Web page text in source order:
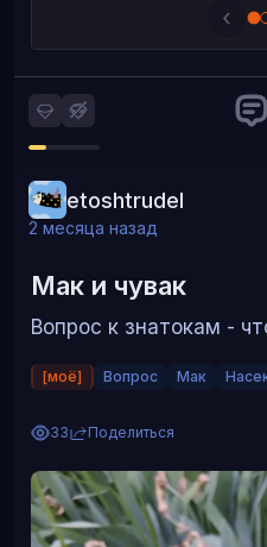
‹
etoshtrudel
2 месяца назад
Мак и чувак
Вопрос к знатокам -
[моё] Вопрос Мак
33 Поделиться